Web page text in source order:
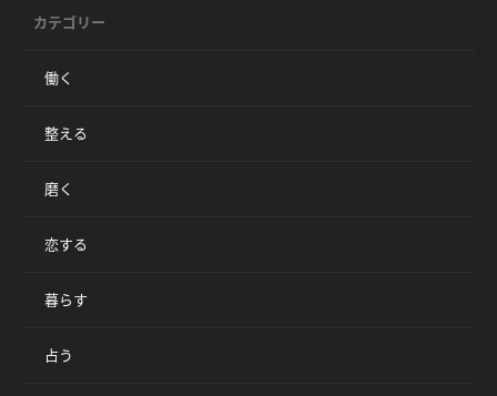
カテゴリー
働く
整える
磨く
恋する
暮らす
占う